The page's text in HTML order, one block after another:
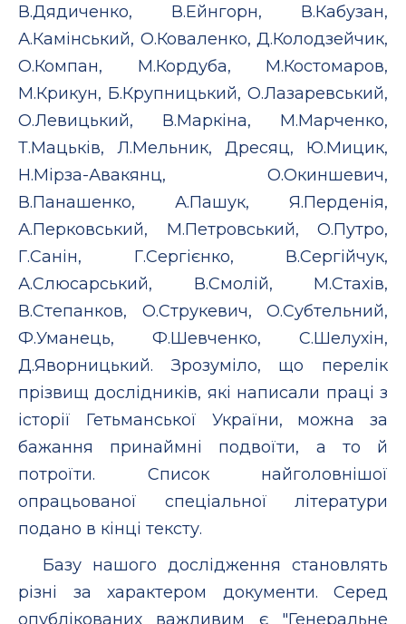
В.Дядиченко, В.Ейнгорн, В.Кабузан,
А.Камінський, О.Коваленко, Д.Колодзейчик,
О.Компан, М.Кордуба, М.Костомаров,
М.Крикун, Б.Крупницький, О.Лазаревський,
О.Левицький, В.Маркіна, М.Марченко,
Т.Мацьків, Л.Мельник, Дресяц, Ю.Мицик,
Н.Мірза-Авакянц, О.Окиншевич,
В.Панашенко, А.Пашук, Я.Перденія,
А.Перковський, М.Петровський, О.Путро,
Г.Санін, Г.Сергієнко, В.Сергійчук,
А.Слюсарський, В.Смолій, М.Стахів,
В.Степанков, О.Струкевич, О.Субтельний,
Ф.Уманець, Ф.Шевченко, С.Шелухін,
Д.Яворницький. Зрозуміло, що перелік
прізвищ дослідників, які написали праці з
історії Гетьманської України, можна за
бажання принаймні подвоїти, а то й
потроїти. Список найголовнішої
опрацьованої спеціальної літератури
подано в кінці тексту.
Базу нашого дослідження становлять
різні за характером документи. Серед
опублікованих важливим є "Генеральне